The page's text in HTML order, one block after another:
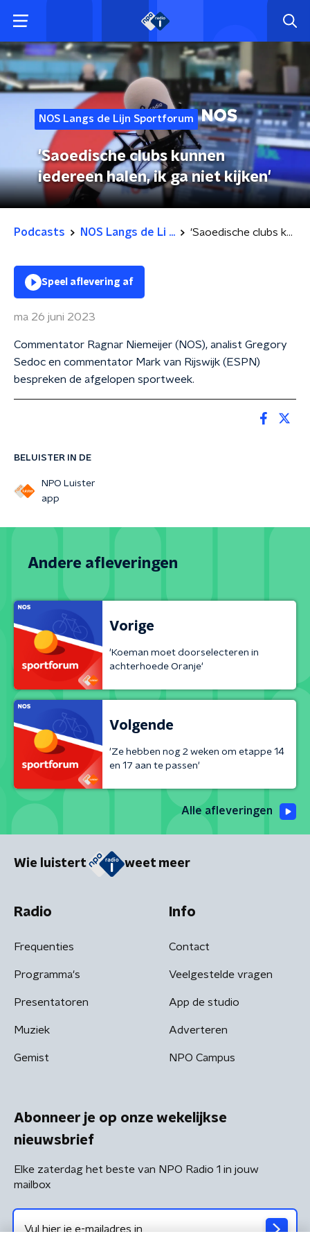
NOS Langs de Lijn Sportforum
'Saoedische clubs kunnen
iedereen halen, ik ga niet kijken'
Podcasts NOS Langs de Li ... 'Saoedische clubs kunnen iedereen halen, ik ga niet kijken'
BELUISTER IN DE
NPO Luister
app
Speel aflevering af
ma 26 juni 2023
Commentator Ragnar Niemeijer (NOS), analist Gregory
Sedoc en commentator Mark van Rijswijk (ESPN)
bespreken de afgelopen sportweek.
Andere afleveringen
Vorige
'Koeman moet doorselecteren in
achterhoede Oranje'
Volgende
'Ze hebben nog 2 weken om etappe 14
en 17 aan te passen'
Alle afleveringen
Wie luistert weet meer
Radio
Frequenties
Programma's
Presentatoren
Muziek
Gemist
Info
Contact
Veelgestelde vragen
App de studio
Adverteren
NPO Campus
Abonneer je op onze wekelijkse
nieuwsbrief
Elke zaterdag het beste van NPO Radio 1 in jouw
mailbox